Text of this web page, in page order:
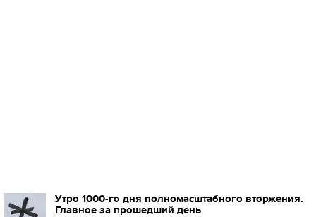
Утро 1000-го дня полномасштабного вторжения.
Главное за прошедший день